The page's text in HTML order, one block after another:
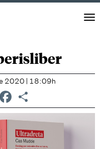
2020 | 18:09h
TelegramFacebook